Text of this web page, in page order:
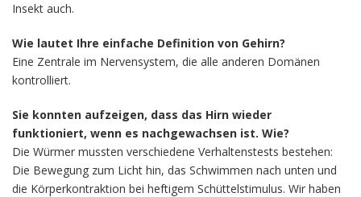
Insekt auch.
Wie lautet Ihre einfache Definition von Gehirn?
Eine Zentrale im Nervensystem, die alle anderen Domänen
kontrolliert.
Sie konnten aufzeigen, dass das Hirn wieder
funktioniert, wenn es nachgewachsen ist. Wie?
Die Würmer mussten verschiedene Verhaltenstests bestehen:
Die Bewegung zum Licht hin, das Schwimmen nach unten und
die Körperkontraktion bei heftigem Schüttelstimulus. Wir haben